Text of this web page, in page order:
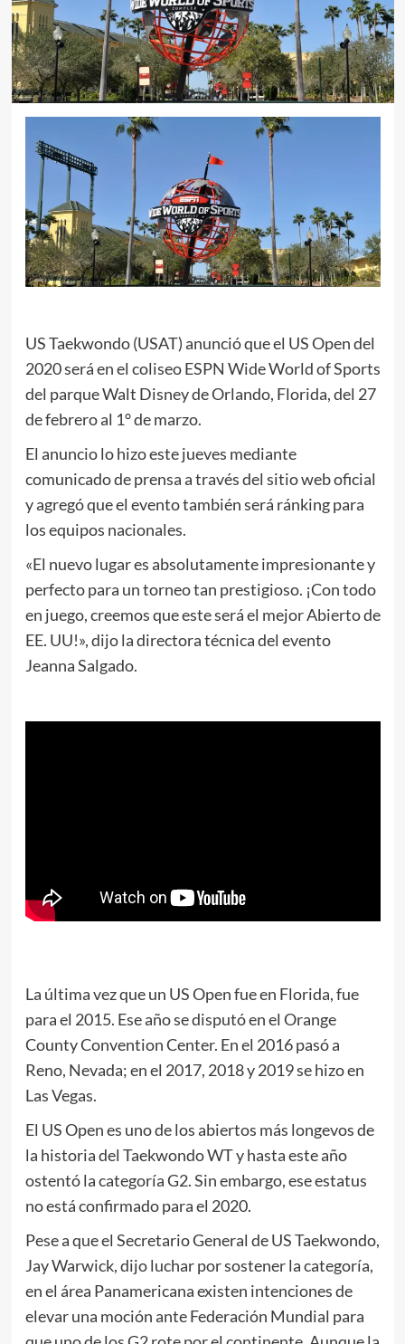
US Taekwondo (USAT) anunció que el US Open del
2020 será en el coliseo ESPN Wide World of Sports
del parque Walt Disney de Orlando, Florida, del 27
de febrero al 1° de marzo.
El anuncio lo hizo este jueves mediante
comunicado de prensa a través del sitio web oficial
y agregó que el evento también será ránking para
los equipos nacionales.
«El nuevo lugar es absolutamente impresionante y
perfecto para un torneo tan prestigioso. ¡Con todo
en juego, creemos que este será el mejor Abierto de
EE. UU!», dijo la directora técnica del evento
Jeanna Salgado.
La última vez que un US Open fue en Florida, fue
para el 2015. Ese año se disputó en el Orange
County Convention Center. En el 2016 pasó a
Reno, Nevada; en el 2017, 2018 y 2019 se hizo en
Las Vegas.
El US Open es uno de los abiertos más longevos de
la historia del Taekwondo WT y hasta este año
ostentó la categoría G2. Sin embargo, ese estatus
no está confirmado para el 2020.
Pese a que el Secretario General de US Taekwondo,
Jay Warwick, dijo luchar por sostener la categoría,
en el área Panamericana existen intenciones de
elevar una moción ante Federación Mundial para